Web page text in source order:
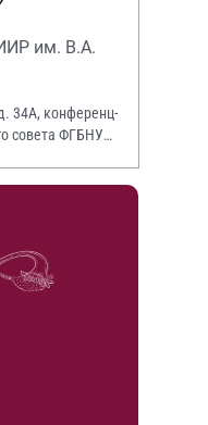
им. В.А.
34А, конференц-
совета ФГБНУ